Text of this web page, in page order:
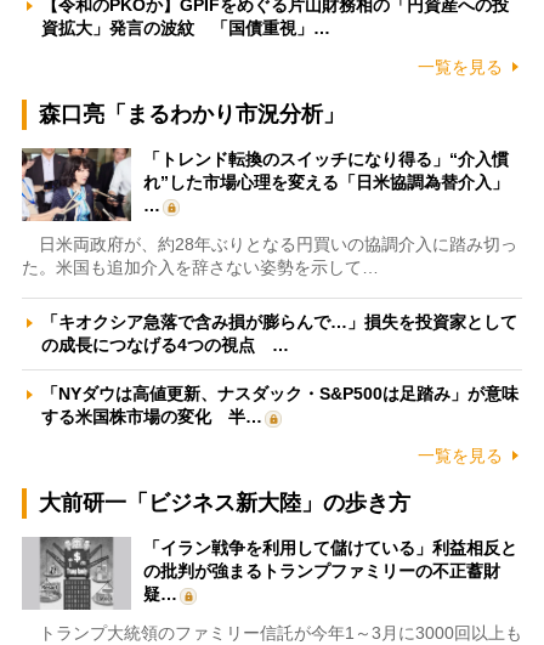
【令和のPKOか】GPIFをめぐる片山財務相の「円資産への投
資拡大」発言の波紋 「国債重視」…
一覧を見る
森口亮「まるわかり市況分析」
「トレンド転換のスイッチになり得る」“介入慣
れ”した市場心理を変える「日米協調為替介入」
…
日米両政府が、約28年ぶりとなる円買いの協調介入に踏み切っ
た。米国も追加介入を辞さない姿勢を示して…
「キオクシア急落で含み損が膨らんで…」損失を投資家として
の成長につなげる4つの視点 …
「NYダウは高値更新、ナスダック・S&P500は足踏み」が意味
する米国株市場の変化 半…
一覧を見る
大前研一「ビジネス新大陸」の歩き方
「イラン戦争を利用して儲けている」利益相反と
の批判が強まるトランプファミリーの不正蓄財
疑…
トランプ大統領のファミリー信託が今年1～3月に3000回以上も